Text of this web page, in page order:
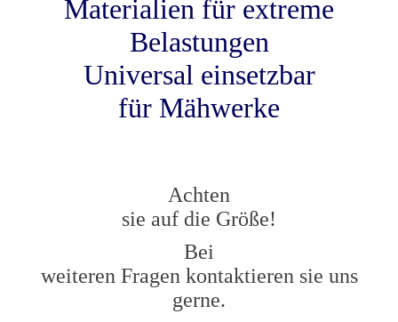
Materialien für extreme
Belastungen
Universal einsetzbar
für Mähwerke
Achten
sie auf die Größe!
Bei
weiteren Fragen kontaktieren sie uns
gerne.